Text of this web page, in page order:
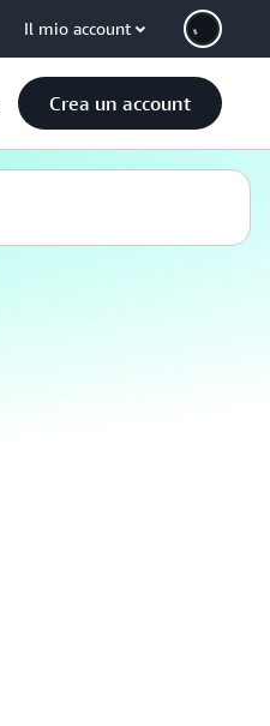
Il mio account
Crea un account